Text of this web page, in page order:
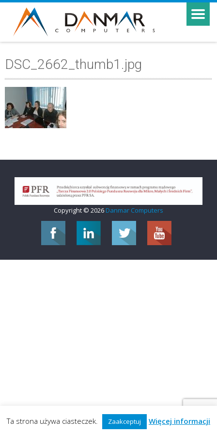
DSC_2662_thumb1.jpg
Copyright © 2026 Danmar Computers
Ta strona używa ciasteczek. Zaakceptuj Więcej informacji